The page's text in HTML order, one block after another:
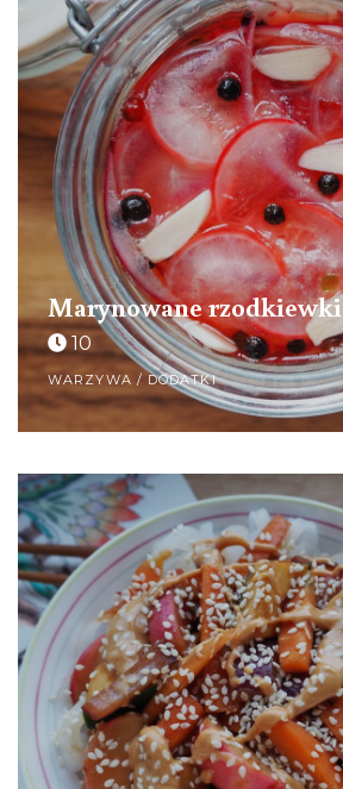
Marynowane rzodkiewki
10
WARZYWA / DODATKI